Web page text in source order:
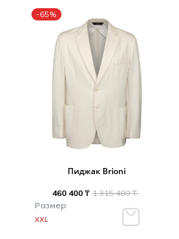
-65%
Пиджак Brioni
460 400 ₸ 1 315 400 ₸
Размер
XXL